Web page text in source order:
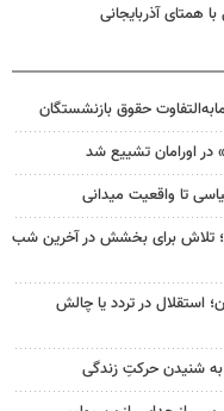
همتای آذربایجانی
حقوق بازنشستگان
در اورامان تشییع شد
تا واقعیت میدانی
تلاش برای بخشش در آخرین شب
استقلال در تردد یا چالش
شنیدن حرکتِ زندگی